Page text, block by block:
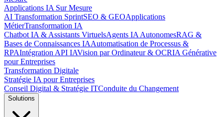
Applications IA Sur Mesure
AI Transformation SprintSEO & GEOApplications
MétierTransformation IA
Chatbot IA & Assistants VirtuelsAgents IA AutonomesRAG &
Bases de Connaissances IAAutomatisation de Processus &
RPAIntégration API IAVision par Ordinateur & OCRIA Générative
pour Entreprises
Transformation Digitale
Stratégie IA pour Entreprises
Conseil Digital & Stratégie ITConduite du Changement
Solutions